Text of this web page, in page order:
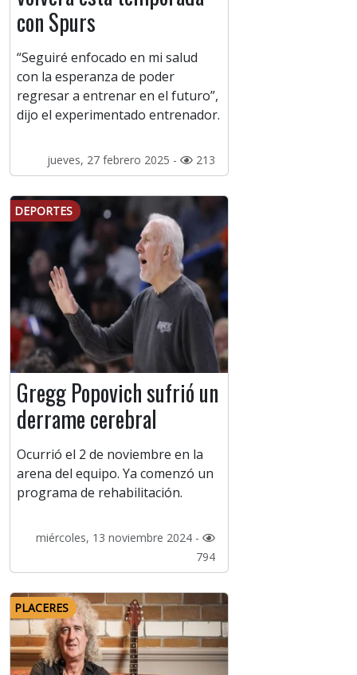
con Spurs
“Seguiré enfocado en mi salud
con la esperanza de poder
regresar a entrenar en el futuro”,
dijo el experimentado entrenador.
jueves, 27 febrero 2025 - 213
DEPORTES
Gregg Popovich sufrió un
derrame cerebral
Ocurrió el 2 de noviembre en la
arena del equipo. Ya comenzó un
programa de rehabilitación.
miércoles, 13 noviembre 2024 -
794
PLACERES